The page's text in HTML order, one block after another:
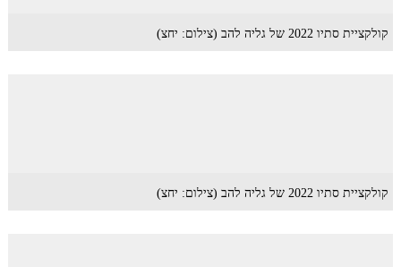
קולקציית סתיו 2022 של גליה להב (צילום: יחצ)
קולקציית סתיו 2022 של גליה להב (צילום: יחצ)